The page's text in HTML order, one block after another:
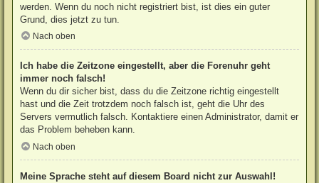
werden. Wenn du noch nicht registriert bist, ist dies ein guter
Grund, dies jetzt zu tun.
Nach oben
Ich habe die Zeitzone eingestellt, aber die Forenuhr geht
immer noch falsch!
Wenn du dir sicher bist, dass du die Zeitzone richtig eingestellt
hast und die Zeit trotzdem noch falsch ist, geht die Uhr des
Servers vermutlich falsch. Kontaktiere einen Administrator, damit er
das Problem beheben kann.
Nach oben
Meine Sprache steht auf diesem Board nicht zur Auswahl!